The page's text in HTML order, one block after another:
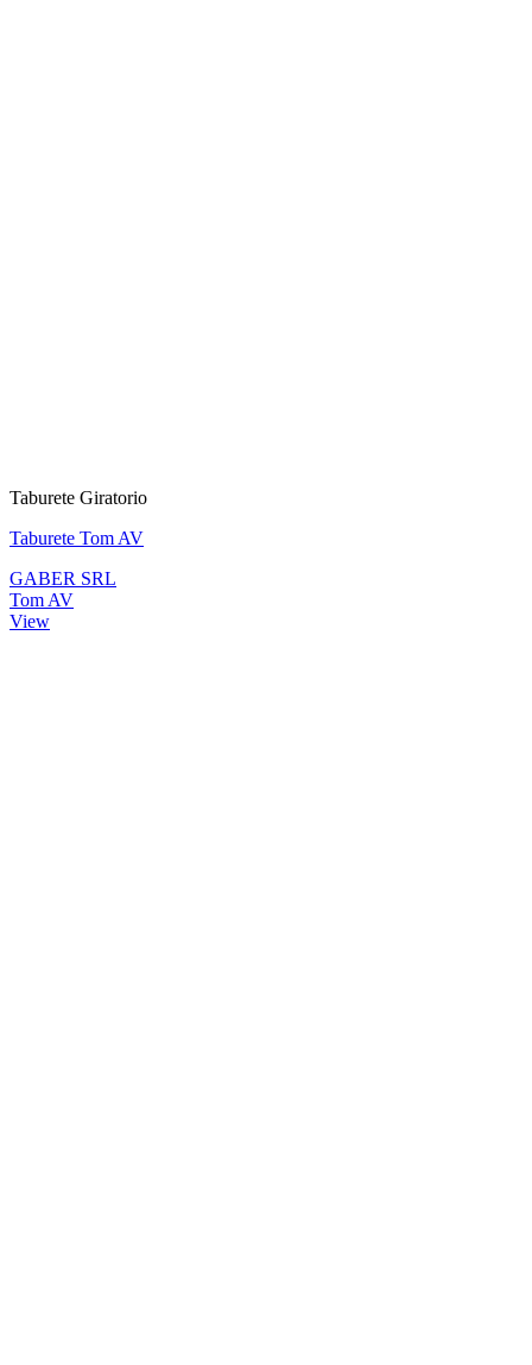
Taburete Giratorio
Taburete Tom AV
GABER SRL
Tom AV
View